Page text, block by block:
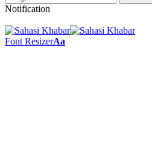
Notification
Font ResizerAa